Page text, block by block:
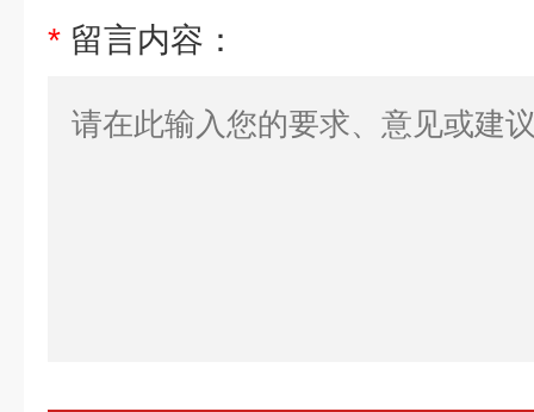
* 留言内容：